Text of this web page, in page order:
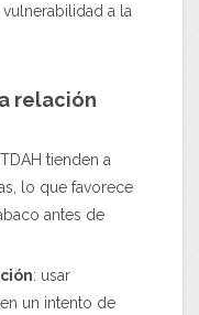
a la
relación
tienden a
lo que favorece
antes de
: usar
un intento de